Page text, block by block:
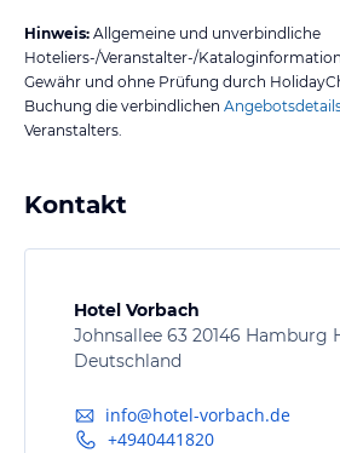
Hinweis: Allgemeine und unverbindliche
Hoteliers-/Veranstalter-/
Gewähr und ohne Prüfung durch
Buchung die verbindlichen
Veranstalters.
Kontakt
Hotel Vorbach
Johnsallee 63 20146 Hamburg
Deutschland
info@hotel-vorbach.de
+4940441820